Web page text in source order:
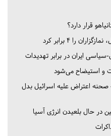
قرار دارد؟
سیاسی ایران در برابر تهدیدات
و استیضاح می‌شود
صحنه اعتراض علیه اسرائیل بدل
در حال بلعیدن انرژی آسیا